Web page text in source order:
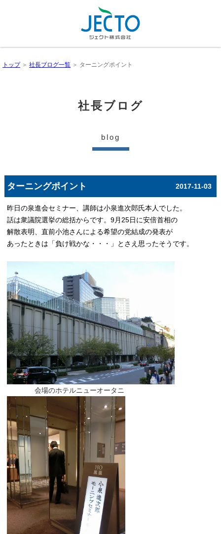
トップ＞ 社長ブログ一覧 ＞ ターニングポイント
社長ブログ
blog
ターニングポイント 2017-11-03
昨日の泉進会セミナー、講師は小泉進次郎氏本人でした。
話は衆議院選挙の総括からです。9月25日に安倍首相の
解散表明、直前小池さんによる希望の党結成の発表が
あったときは 「負け戦かな・・・」とさえ思ったそうです。
会場のホテルニューオータニ